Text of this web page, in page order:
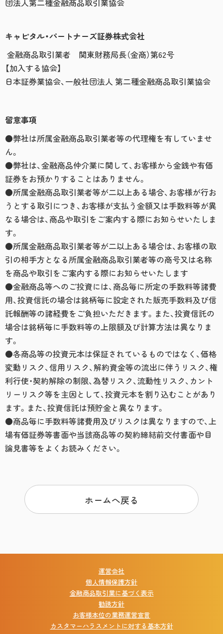
団法人第二種金融商品取引業協会
キャピタル・パートナーズ証券株式会社
金融商品取引業者 関東財務局長（金商）第62号
【加入する協会】
日本証券業協会、一般社団法人 第二種金融商品取引業協会
留意事項
●弊社は所属金融商品取引業者等の代理権を有していませ
ん。
●弊社は、金融商品仲介業に関して、お客様から金銭や有価
証券をお預かりすることはありません。
●所属金融商品取引業者等が二以上ある場合、お客様が行お
うとする取引につき、お客様が支払う金額又は手数料等が異
なる場合は、商品や取引をご案内する際にお知らせいたしま
す。
●所属金融商品取引業者等が二以上ある場合は、お客様の取
引の相手方となる所属金融商品取引業者等の商号又は名称
を商品や取引をご案内する際にお知らせいたします
●金融商品等へのご投資には、商品毎に所定の手数料等諸費
用、投資信託の場合は銘柄毎に設定された販売手数料及び信
託報酬等の諸経費をご負担いただきます。また、投資信託の
場合は銘柄毎に手数料等の上限額及び計算方法は異なりま
す。
●各商品等の投資元本は保証されているものではなく、価格
変動リスク、信用リスク、解約資金等の流出に伴うリスク、権
利行使・契約解除の制限、為替リスク、流動性リスク、カント
リーリスク等を主因として、投資元本を割り込むことがあり
ます。また、投資信託は預貯金と異なります。
●商品毎に手数料等諸費用及びリスクは異なりますので、上
場有価証券等書面や当該商品等の契約締結前交付書面や目
論見書等をよくお読みください。
ホームへ戻る
運営会社
個人情報保護方針
金融商品取引業に基づく表示
勧誘方針
お客様本位の業務運営宣言
カスタマーハラスメントに対する基本方針